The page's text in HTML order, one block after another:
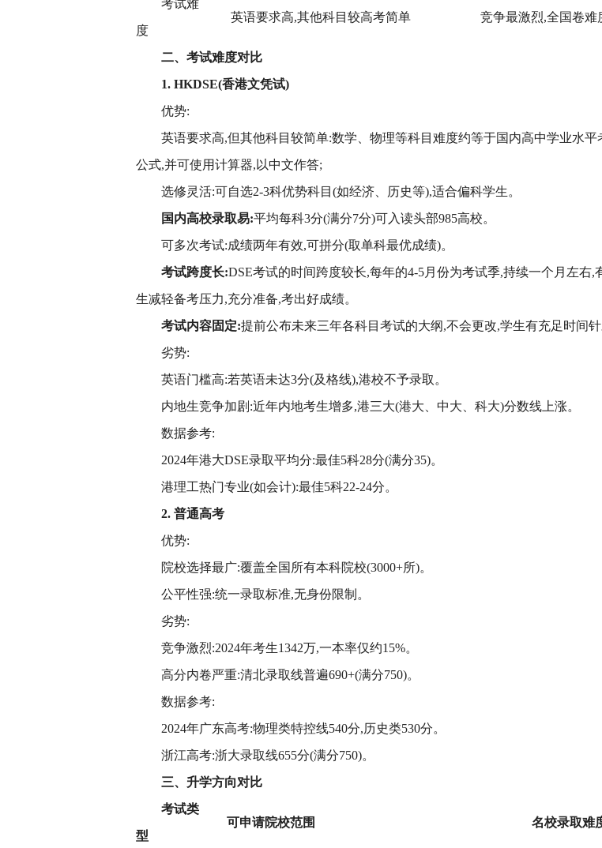
考试难
度
英语要求高,其他科目较高考简单 竞争最激烈,全国卷难
二、考试难度对比
1. HKDSE(香港文凭试)
优势:
英语要求高,但其他科目较简单:数学、物理等科目难度约等于国内高中学业水平
公式,并可使用计算器,以中文作答;
选修灵活:可自选2-3科优势科目(如经济、历史等),适合偏科学生。
国内高校录取易:平均每科3分(满分7分)可入读头部985高校。
可多次考试:成绩两年有效,可拼分(取单科最优成绩)。
考试跨度长:DSE考试的时间跨度较长,每年的4-5月份为考试季,持续一个月左右,
生减轻备考压力,充分准备,考出好成绩。
考试内容固定:提前公布未来三年各科目考试的大纲,不会更改,学生有充足时间
劣势:
英语门槛高:若英语未达3分(及格线),港校不予录取。
内地生竞争加剧:近年内地考生增多,港三大(港大、中大、科大)分数线上涨。
数据参考:
2024年港大DSE录取平均分:最佳5科28分(满分35)。
港理工热门专业(如会计):最佳5科22-24分。
2. 普通高考
优势:
院校选择最广:覆盖全国所有本科院校(3000+所)。
公平性强:统一录取标准,无身份限制。
劣势:
竞争激烈:2024年考生1342万,一本率仅约15%。
高分内卷严重:清北录取线普遍690+(满分750)。
数据参考:
2024年广东高考:物理类特控线540分,历史类530分。
浙江高考:浙大录取线655分(满分750)。
三、升学方向对比
考试类
型
可申请院校范围 名校录取难